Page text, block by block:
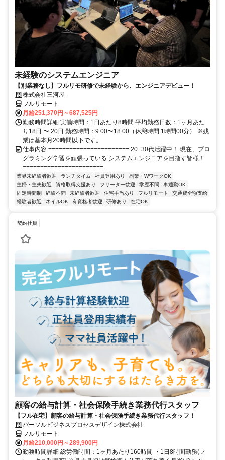
未経験のシステムエンジニア
【別業務なし】フルリモ研修で未経験から、エンジニアデビュー！
株式会社三河屋
フルリモート
月給251,370円～687,525円
勤務時間詳細 実働時間：1日あたり8時間 平均勤務日数：1ヶ月あた
り18日 〜 20日 勤務時間：9:00〜18:00（休憩時間 1時間00分） ※残
業は基本月20時間以下です。
仕事内容 ======================= 20−30代活躍中！ 現在、プロ
グラミング学習を頑張っている システムエンジニアを目指す皆様！
=======================...
業界未経験者歓迎 ランチタイム 社員登用あり
副業・WワークOK
主婦・主夫歓迎
資格取得支援あり フリーター歓迎 学歴不問
車通勤OK
固定時間制
経験不問 未経験者歓迎 住宅手当あり フルリモート
交通費全額支給
経験者歓迎
ネイルOK 有資格者歓迎 研修あり 在宅OK
契約社員
顧客の給与計算・社会保険手続き業務代行スタッフ
【フル在宅】顧客の給与計算・社会保険手続き業務代行スタッフ！
パーソルビジネスプロセスデザイン株式会社
フルリモート
月給210,000円～289,900円
勤務時間詳細 総労働時間：1ヶ月あたり160時間 ・1日8時間勤務(フ